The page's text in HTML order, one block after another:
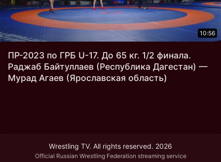
10:56
ПР-2023 по ГРБ U-17. До 65 кг. 1/2 финала.
Раджаб Байтуллаев (Республика Дагестан) —
Мурад Агаев (Ярославская область)
Wrestling TV. All rights reserved. 2026
Official Russian Wrestling Federation streaming service